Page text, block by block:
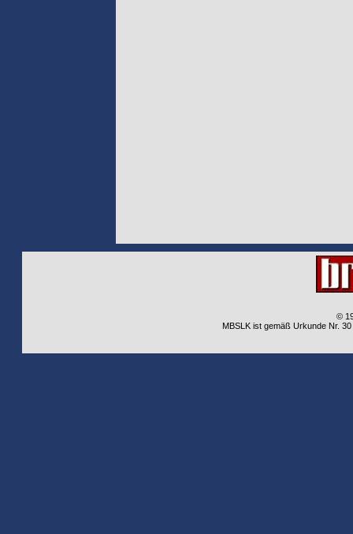
©
MBSLK ist gemäß Urkunde Nr.